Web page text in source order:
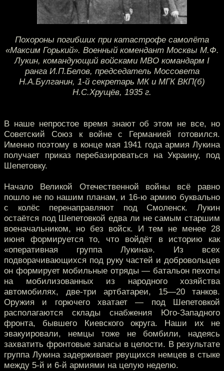
Похороны погибших при катастрофе самолёта
«Максим Горький». Военный комендант Москвы М.Ф.
Лукин, командующий войсками МВО командарм I
ранга И.П.Белов, председатель Моссовета
Н.А.Булганин, 1-й секретарь МК и МГК ВКП(б)
Н.С.Хрущёв, 1935 г.
В наше непростое время знают об этом не все, но
Советский Союз к войне с Германией готовился.
Именно поэтому в конце мая 1941 года армия Лукина
получает приказ перебазироваться на Украину, под
Шепетовку.
Начало Великой Отечественной войны всё равно
пошло не по нашим планам, и 16-ю армию буквально
с колёс перенаправляют под Смоленск. Лукин
остаётся под Шепетовкой едва ли не самым старшим
военачальником, но без войск. И тем не менее 28
июня формируется то, что войдёт в историю как
«оперативная группа Лукина». Из всех
подворачивающихся под руку частей и добровольцев
он формирует мобильные отряды — батальон пехоты
на мобилизованных из народного хозяйства
автомобилях, две-три артбатареи, 15—20 танков.
Оружия и горючего хватает — под Шепетовкой
располагаются склады снабжения Юго-Западного
фронта, бывшего Киевского округа. Наши их не
эвакуировали, немцы тоже не бомбили, надеясь
захватить фронтовые запасы в целости. В результате
группа Лукина задерживает рвущихся немцев в стыке
между 5-й и 6-й армиями на целую неделю.